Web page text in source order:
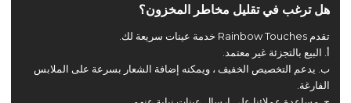
هل ترغب في تقليل مخاطر المخزون؟
تقدم Rainbow Touches خدمة عينات سريعة لك.
أ. البيع بالتجزئة غير معتمد.
ب. يدعم التخصيص الخفيف ، ويمكنه إضافة الشعار بسرعة على الملابس
الفارغة.